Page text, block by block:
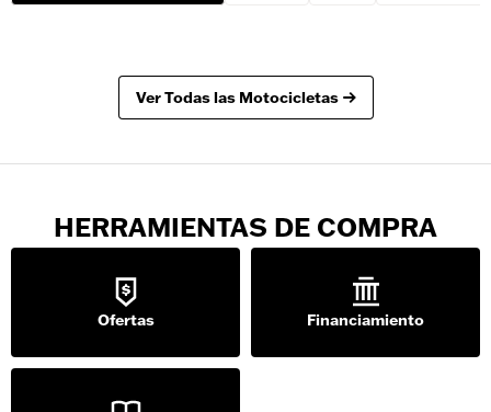
Ver Todas las Motocicletas
HERRAMIENTAS DE COMPRA
Ofertas Financiamiento